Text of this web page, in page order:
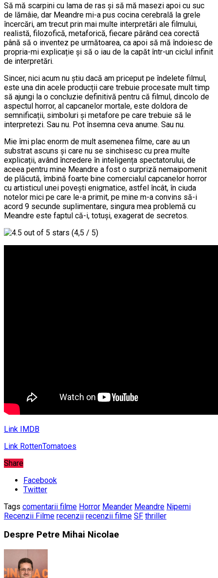
Să mă scarpini cu lama de ras și să mă masezi apoi cu suc
de lămâie, dar Meandre mi-a pus cocina cerebrală la grele
încercări, am trecut prin mai multe interpretări ale filmului,
realistă, filozofică, metaforică, fiecare părând cea corectă
până să o inventez pe următoarea, ca apoi să mă îndoiesc de
propria-mi explicație și să o iau de la capăt într-un ciclul infinit
de interpretări.
Sincer, nici acum nu știu dacă am priceput pe îndelete filmul,
este una din acele producții care trebuie procesate mult timp
să ajungi la o concluzie definitivă pentru că filmul, dincolo de
aspectul horror, al capcanelor mortale, este doldora de
semnificații, simboluri și metafore pe care trebuie să le
interpretezi. Sau nu. Pot însemna ceva anume. Sau nu.
Mie îmi plac enorm de mult asemenea filme, care au un
substrat ascuns și care nu se sinchisesc cu prea multe
explicații, având încredere în inteligența spectatorului, de
aceea pentru mine Meandre a fost o surpriză nemaipomenit
de plăcută, îmbină foarte bine comercialul capcanelor horror
cu artisticul unei povești enigmatice, astfel încât, în ciuda
notelor mici pe care le-a primit, pe mine m-a convins să-i
acord 9 secunde suplimentare, singura mea problemă cu
Meandre este faptul că-i, totuși, exagerat de secretos.
(4,5 / 5)
Link IMDB
Link RottenTomatoes
Share
Facebook
Twitter
Tags comentarii filme Horror Meander Meandre Nipemi
Recenzii Filme recenzii recenzii filme SF thriller
Despre Petre Mihai Nicolae